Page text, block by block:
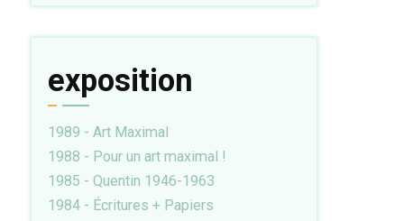
exposition
1989 - Art Maximal
1988 - Pour un art maximal !
1985 - Quentin 1946-1963
1984 - Écritures + Papiers